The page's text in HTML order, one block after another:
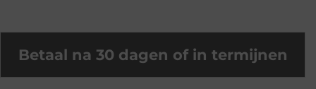
Betaal na 30 dagen of in termijnen